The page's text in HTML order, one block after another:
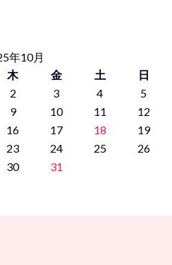
年10月
木 金 土
日
2 3 4
5
9 10 11
12
16 17 18
19
23 24 25
26
30
31